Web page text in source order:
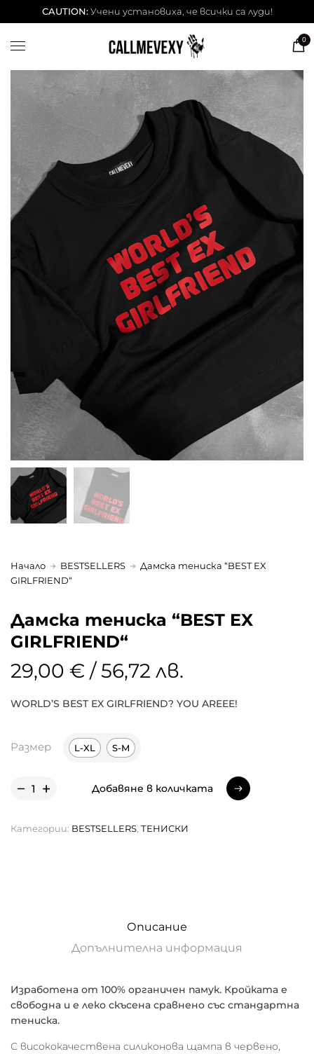
CAUTION:Учени установиха, че всички са луди!
0
ТЕНИСКИ
КЕЙСОВЕ
BESTSELLERS
ЛЕТНИ СЕТОВЕ
АКСЕСОАРИ
Our Cool Kids ✨
Начало BESTSELLERS
Дамска тениска “BEST EX
GIRLFRIEND“
Дамска тениска “BEST EX
GIRLFRIEND“
29,00 € / 56,72 лв.
WORLD’S BEST EX GIRLFRIEND? YOU AREEE!
Размер L-XL S-M
Добавяне в количката
Категории: BESTSELLERS, ТЕНИСКИ
Описание
Допълнителна информация
Изработена от 100% органичен памук. Кройката е
свободна и е леко скъсена сравнено със стандартна
тениска.
С висококачествена силиконова щампа в червено,